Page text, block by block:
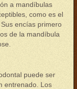
a mandíbulas
como es el
encías primero
de la mandíbula
puede ser
entrenado. Los